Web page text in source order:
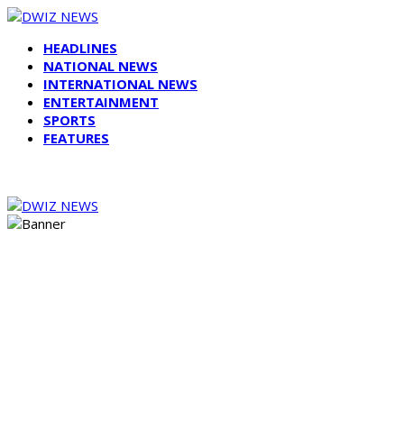
HEADLINES
NATIONAL NEWS
INTERNATIONAL NEWS
ENTERTAINMENT
SPORTS
FEATURES